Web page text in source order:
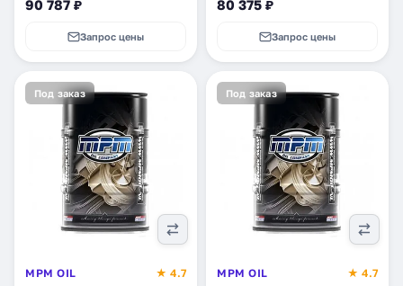
90 787 ₽
Запрос цены
80 375 ₽
Запрос цены
Под заказ
MPM OIL
★ 4.7
Под заказ
MPM OIL
★ 4.7